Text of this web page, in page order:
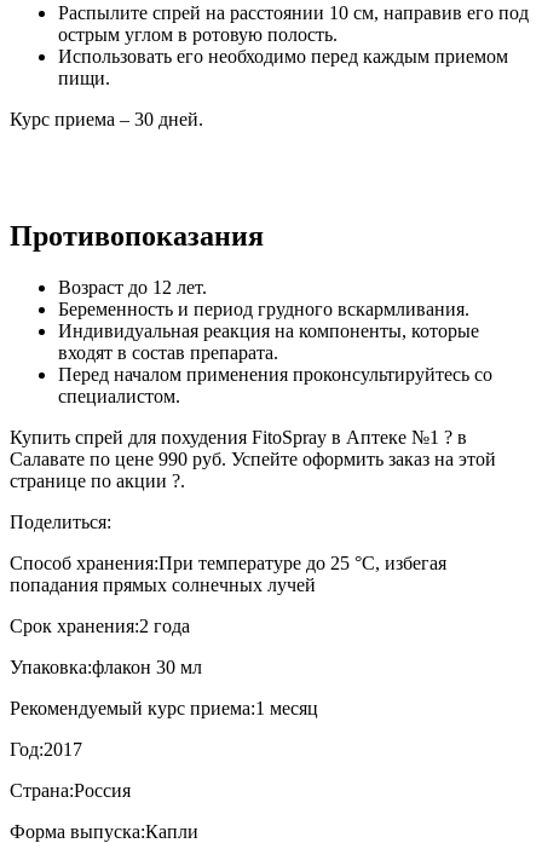
Распылите спрей на расстоянии 10 см, направив его под
острым углом в ротовую полость.
Использовать его необходимо перед каждым приемом
пищи.
Курс приема – 30 дней.
Противопоказания
Возраст до 12 лет.
Беременность и период грудного вскармливания.
Индивидуальная реакция на компоненты, которые
входят в состав препарата.
Перед началом применения проконсультируйтесь со
специалистом.
Купить спрей для похудения FitoSpray в Аптеке №1 ? в
Салавате по цене 990 руб. Успейте оформить заказ на этой
странице по акции ?.
Поделиться:
Способ хранения:При температуре до 25 °C, избегая
попадания прямых солнечных лучей
Срок хранения:2 года
Упаковка:флакон 30 мл
Рекомендуемый курс приема:1 месяц
Год:2017
Страна:Россия
Форма выпуска:Капли